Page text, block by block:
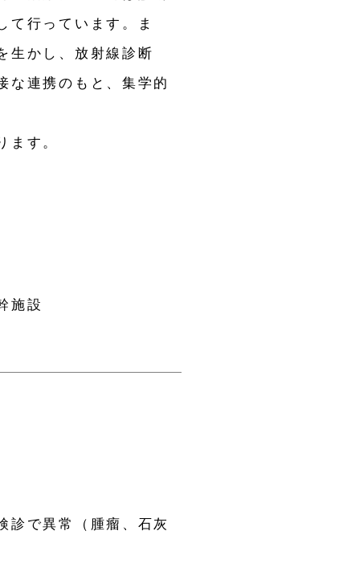
て行っています。ま
生かし、放射線診断
な連携のもと、集学的
ます。
施設
診で異常（腫瘤、石灰